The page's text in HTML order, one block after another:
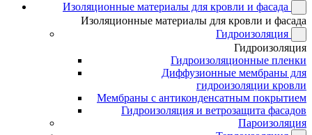
Изоляционные материалы для кровли и фасада
Изоляционные материалы для кровли и фасада
Гидроизоляция
Гидроизоляция
Гидроизоляционные пленки
Диффузионные мембраны для
гидроизоляции кровли
Мембраны с антиконденсатным покрытием
Гидроизоляция и ветрозащита фасадов
Пароизоляция